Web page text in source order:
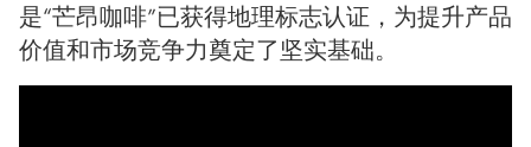
是“芒昂咖啡”已获得地理标志认证，为提升产品
价值和市场竞争力奠定了坚实基础。